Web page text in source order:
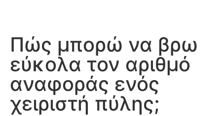
Πώς μπορώ να βρω
εύκολα τον αριθμό
αναφοράς ενός
χειριστή πύλης;